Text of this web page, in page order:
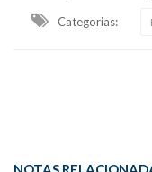
Categorias: